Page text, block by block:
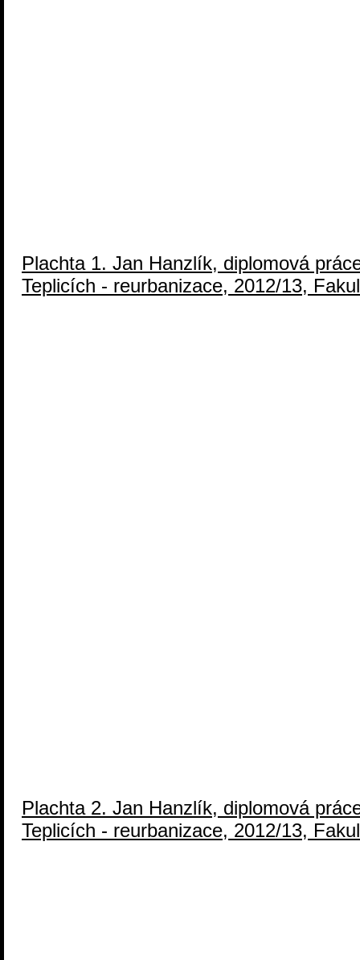
Plachta 1. Jan Hanzlík, diplomová
Teplicích - reurbanizace, 2012/13,
Plachta 2. Jan Hanzlík, diplomová
Teplicích - reurbanizace, 2012/13,